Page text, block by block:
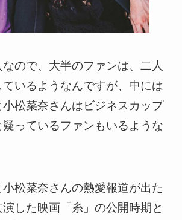
ので、大半のファンは、二人
いるようなんですが、中には
松菜奈さんはビジネスカップ
っているファンもいるような
松菜奈さんの熱愛報道が出た
した映画「糸」の公開時期と